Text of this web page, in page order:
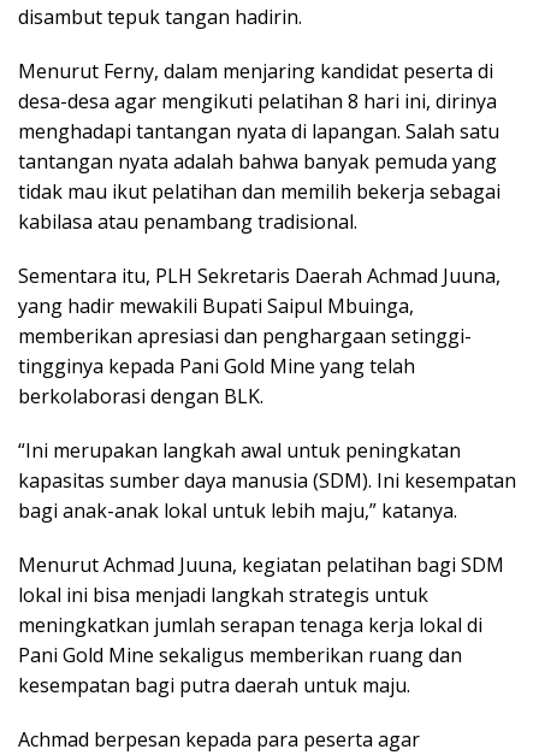
disambut tepuk tangan hadirin.
Menurut Ferny, dalam menjaring kandidat peserta di
desa-desa agar mengikuti pelatihan 8 hari ini, dirinya
menghadapi tantangan nyata di lapangan. Salah satu
tantangan nyata adalah bahwa banyak pemuda yang
tidak mau ikut pelatihan dan memilih bekerja sebagai
kabilasa atau penambang tradisional.
Sementara itu, PLH Sekretaris Daerah Achmad Juuna,
yang hadir mewakili Bupati Saipul Mbuinga,
memberikan apresiasi dan penghargaan setinggi-
tingginya kepada Pani Gold Mine yang telah
berkolaborasi dengan BLK.
“Ini merupakan langkah awal untuk peningkatan
kapasitas sumber daya manusia (SDM). Ini kesempatan
bagi anak-anak lokal untuk lebih maju,” katanya.
Menurut Achmad Juuna, kegiatan pelatihan bagi SDM
lokal ini bisa menjadi langkah strategis untuk
meningkatkan jumlah serapan tenaga kerja lokal di
Pani Gold Mine sekaligus memberikan ruang dan
kesempatan bagi putra daerah untuk maju.
Achmad berpesan kepada para peserta agar